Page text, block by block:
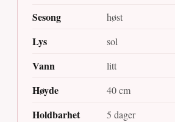
Sesong høst
Lys sol
Vann litt
Høyde 40 cm
Holdbarhet 5 dager